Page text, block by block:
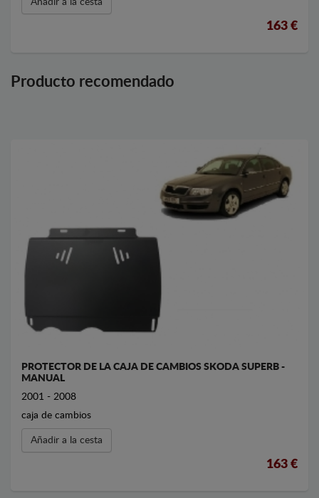
Añadir a la cesta
163 €
Producto recomendado
PROTECTOR DE LA CAJA DE CAMBIOS SKODA SUPERB -
MANUAL
2001 - 2008
caja de cambios
Añadir a la cesta
163 €